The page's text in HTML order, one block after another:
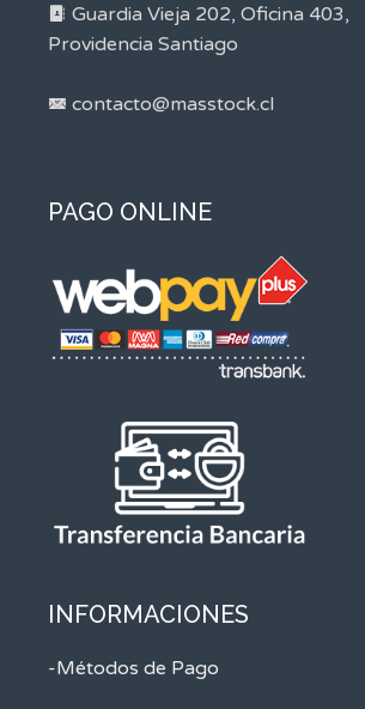
Guardia Vieja 202, Oficina 403,
Providencia Santiago
contacto@masstock.cl
PAGO ONLINE
INFORMACIONES
-Métodos de Pago